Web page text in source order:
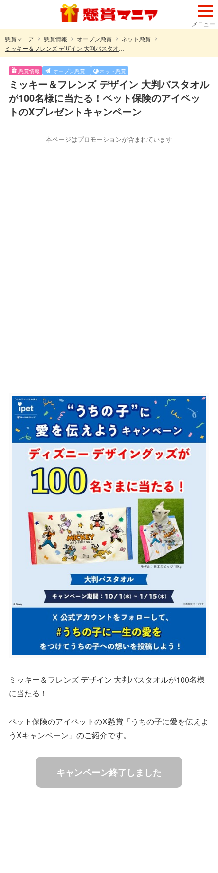
メニュー
懸賞マニア
懸賞情報 オープン懸賞
ネット懸賞
ミッキー＆フレンズ デザイン 大判バスタオルが100名様に当たる！ペット保険のアイペットのXプレゼントキャンペーン
懸賞情報 オープン懸賞 ネット懸賞
ミッキー＆フレンズ デザイン 大判バスタオル
が100名様に当たる！ペット保険のアイペッ
トのXプレゼントキャンペーン
本ページはプロモーションが含まれています
ミッキー＆フレンズ デザイン 大判バスタオルが100名様
に当たる！
ペット保険のアイペットのX懸賞「うちの子に愛を伝えよ
うXキャンペーン」のご紹介です。
キャンペーン終了しました